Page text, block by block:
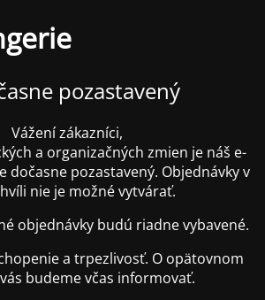
pozastavený
Vážení zákazníci,
a organizačných zmien je náš e-
dočasne pozastavený. Objednávky v
nie je možné vytvárať.
objednávky budú riadne vybavené.
a trpezlivosť. O opätovnom
budeme včas informovať.